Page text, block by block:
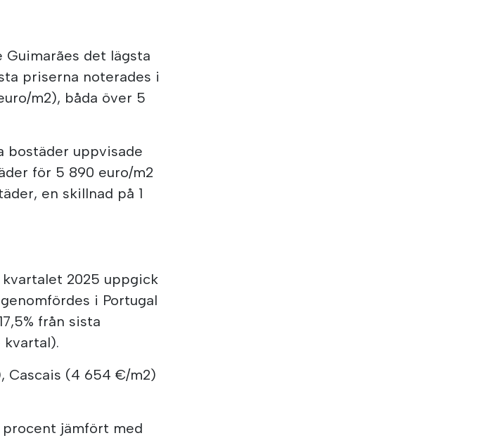
det lägsta
priserna noterades i
m2), båda över 5
bostäder uppvisade
för 5 890 euro/m2
en skillnad på 1
2025 uppgick
i Portugal
från sista
kvartal).
Cascais (4 654 €/m2)
jämfört med